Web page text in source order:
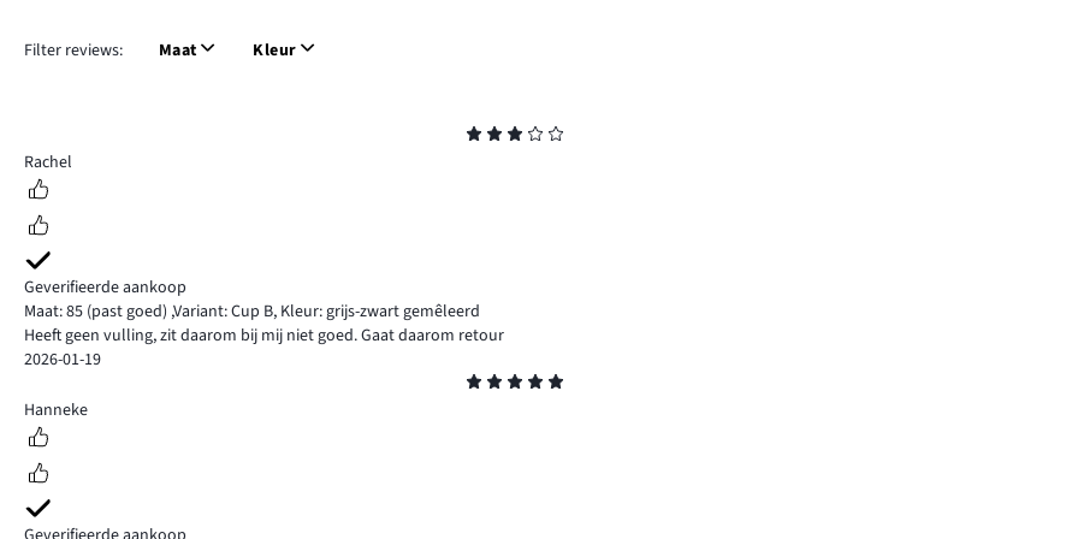
Filter reviews: Maat Kleur
3
Rachel
Geverifieerde aankoop
Maat: 85 (past goed) ,Variant: Cup B, Kleur: grijs-zwart gemêleerd
Heeft geen vulling, zit daarom bij mij niet goed. Gaat daarom retour
2026-01-19
5
Hanneke